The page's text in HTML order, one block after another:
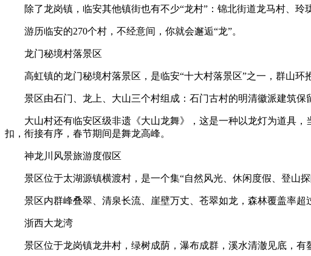
除了龙岗镇，临安其他镇街也有不少“龙村”：锦北街道龙马村、
游历临安的270个村，不经意间，你就会邂逅“龙”。
龙门秘境村落景区
高虹镇的龙门秘境村落景区，是临安“十大村落景区”之一，群山环
景区由石门、龙上、大山三个村组成：石门古村的明清徽派建筑
大山村还有临安区级非遗《大山龙舞》，这是一种以龙灯为道具
扣，衔接有序，春节期间是舞龙高峰。
神龙川风景旅游度假区
景区位于太湖源镇横渡村，是一个集“自然风光、休闲度假、登山
景区内群峰叠翠、清泉长流、崖壁万丈、苍翠如龙，森林覆盖率超
浙西大龙湾
景区位于龙岗镇龙井村，绿树成荫，瀑布成群，溪水清澈见底，